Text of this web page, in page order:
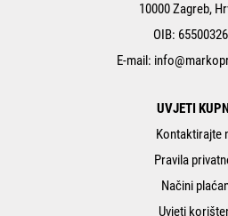
10000 Zagreb,
OIB:
E-mail:
UVJETI
Kontaktirajte
Pravila
Načini
Uvjeti